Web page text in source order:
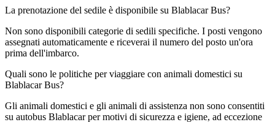
La prenotazione del sedile è disponibile su Blablacar Bus?
Non sono disponibili categorie di sedili specifiche. I posti vengono
assegnati automaticamente e riceverai il numero del posto un'ora
prima dell'imbarco.
Quali sono le politiche per viaggiare con animali domestici su
Blablacar Bus?
Gli animali domestici e gli animali di assistenza non sono consentiti
su autobus Blablacar per motivi di sicurezza e igiene, ad eccezione